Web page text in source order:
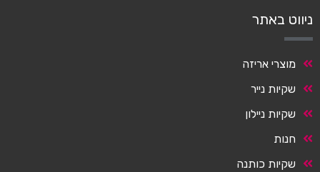
ניווט באתר
מוצרי אריזה
שקיות נייר
שקיות ניילון
חנות
שקיות כותנה